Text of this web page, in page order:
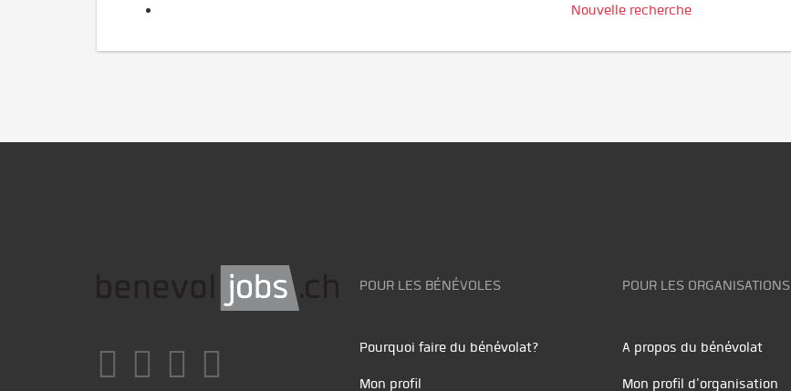
Nouvelle recherche
POUR LES BÉNÉVOLES
Pourquoi faire du bénévolat?
Mon profil
POUR LES ORGANISATIONS
A propos du bénévolat
Mon profil d'organisation